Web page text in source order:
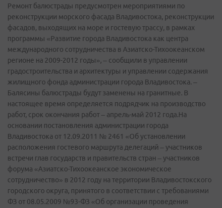
Ремонт балюстрады предусмотрен мероприятиями по
реконструкции морского фасада Владивостока, реконструкции
фасадов, выходящих на море и гостевую трассу, в рамках
программы «Развитие города Владивостока как центра
международного сотрудничества в Азиатско-Тихоокеанском
регионе на 2009-2012 годы», – сообщили в управлении
градостроительства и архитектуры и управлении содержания
жилищного фонда администрации города Владивостока. –
Балясины балюстрады будут заменены на гранитные. В
настоящее время определяется подрядчик на производство
работ, срок окончания работ – апрель-май 2012 года.На
основании постановления администрации города
Владивостока от 12.09.2011 № 2461 «Об установлении
расположения гостевого маршрута делегаций – участников
встречи глав государств и правительств стран – участников
форума «Азиатско-Тихоокеанское экономическое
сотрудничество» в 2012 году на территории Владивостокского
городского округа, принятого в соответствии с требованиями
ФЗ от 08.05.2009 №93-ФЗ «Об организации проведения